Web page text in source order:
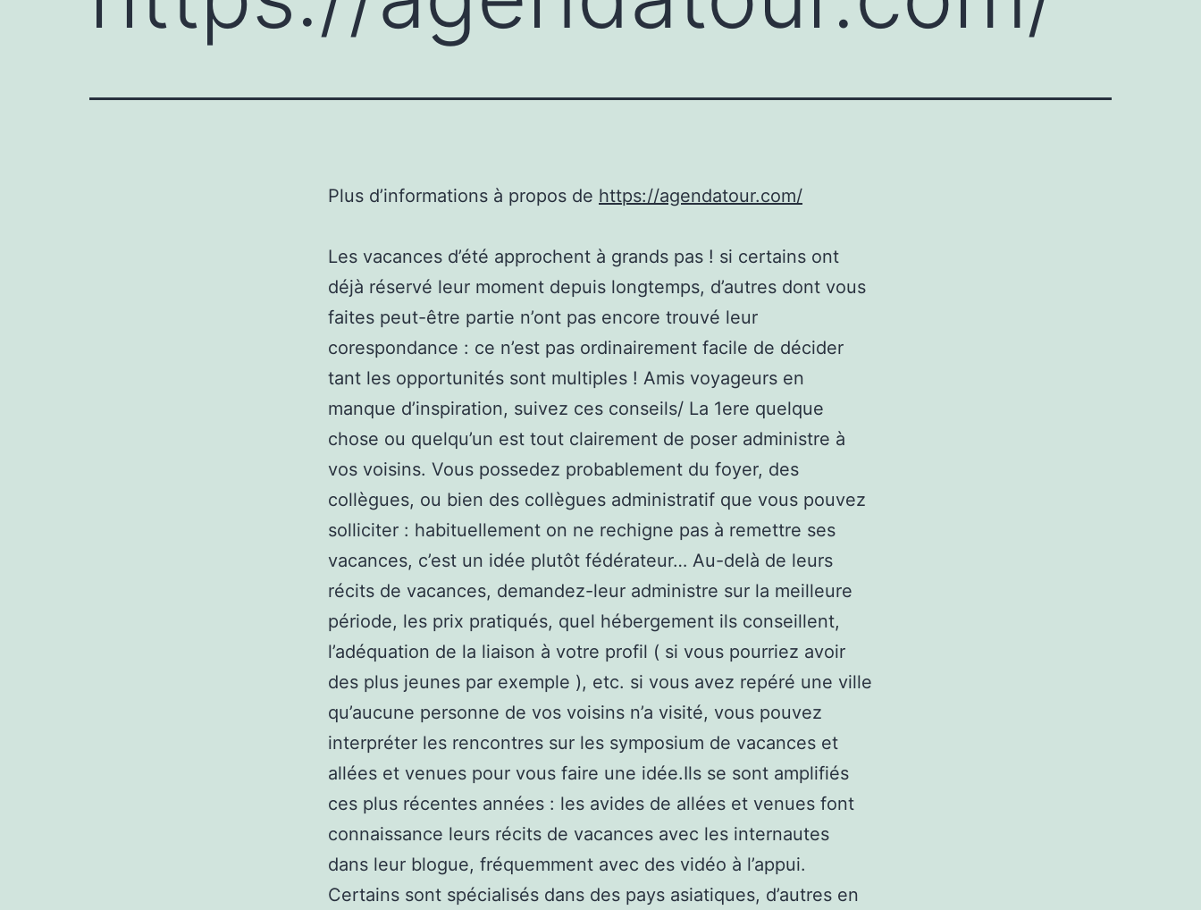
Plus d’informations à propos de https://agendatour.com/
Les vacances d’été approchent à grands pas ! si certains ont
déjà réservé leur moment depuis longtemps, d’autres dont vous
faites peut-être partie n’ont pas encore trouvé leur
corespondance : ce n’est pas ordinairement facile de décider
tant les opportunités sont multiples ! Amis voyageurs en
manque d’inspiration, suivez ces conseils/ La 1ere quelque
chose ou quelqu’un est tout clairement de poser administre à
vos voisins. Vous possedez probablement du foyer, des
collègues, ou bien des collègues administratif que vous pouvez
solliciter : habituellement on ne rechigne pas à remettre ses
vacances, c’est un idée plutôt fédérateur… Au-delà de leurs
récits de vacances, demandez-leur administre sur la meilleure
période, les prix pratiqués, quel hébergement ils conseillent,
l’adéquation de la liaison à votre profil ( si vous pourriez avoir
des plus jeunes par exemple ), etc. si vous avez repéré une ville
qu’aucune personne de vos voisins n’a visité, vous pouvez
interpréter les rencontres sur les symposium de vacances et
allées et venues pour vous faire une idée.Ils se sont amplifiés
ces plus récentes années : les avides de allées et venues font
connaissance leurs récits de vacances avec les internautes
dans leur blogue, fréquemment avec des vidéo à l’appui.
Certains sont spécialisés dans des pays asiatiques, d’autres en